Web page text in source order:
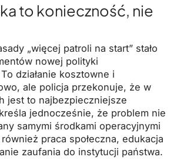
to konieczność, nie
„więcej patroli na start” stało
nowej polityki
działanie kosztowne i
ale policja przekonuje, że w
jest to najbezpieczniejsze
jednocześnie, że problem nie
samymi środkami operacyjnymi
praca społeczna, edukacja
zaufania do instytucji państwa.